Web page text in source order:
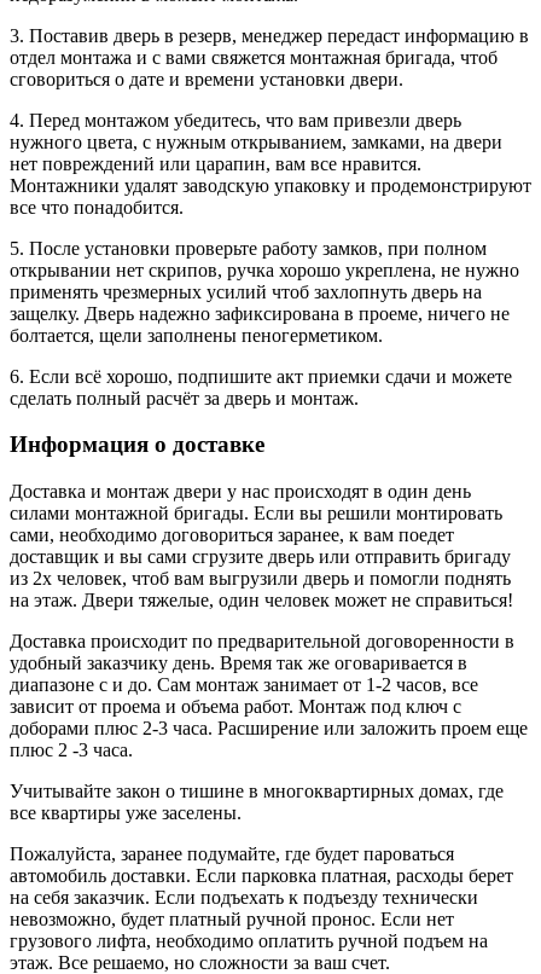
3. Поставив дверь в резерв, менеджер передаст информацию в
отдел монтажа и с вами свяжется монтажная бригада, чтоб
сговориться о дате и времени установки двери.
4. Перед монтажом убедитесь, что вам привезли дверь
нужного цвета, с нужным открыванием, замками, на двери
нет повреждений или царапин, вам все нравится.
Монтажники удалят заводскую упаковку и продемонстрируют
все что понадобится.
5. После установки проверьте работу замков, при полном
открывании нет скрипов, ручка хорошо укреплена, не нужно
применять чрезмерных усилий чтоб захлопнуть дверь на
защелку. Дверь надежно зафиксирована в проеме, ничего не
болтается, щели заполнены пеногерметиком.
6. Если всё хорошо, подпишите акт приемки сдачи и можете
сделать полный расчёт за дверь и монтаж.
Информация о доставке
Доставка и монтаж двери у нас происходят в один день
силами монтажной бригады. Если вы решили монтировать
сами, необходимо договориться заранее, к вам поедет
доставщик и вы сами сгрузите дверь или отправить бригаду
из 2х человек, чтоб вам выгрузили дверь и помогли поднять
на этаж. Двери тяжелые, один человек может не справиться!
Доставка происходит по предварительной договоренности в
удобный заказчику день. Время так же оговаривается в
диапазоне с и до. Сам монтаж занимает от 1-2 часов, все
зависит от проема и объема работ. Монтаж под ключ с
доборами плюс 2-3 часа. Расширение или заложить проем еще
плюс 2 -3 часа.
Учитывайте закон о тишине в многоквартирных домах, где
все квартиры уже заселены.
Пожалуйста, заранее подумайте, где будет пароваться
автомобиль доставки. Если парковка платная, расходы берет
на себя заказчик. Если подъехать к подъезду технически
невозможно, будет платный ручной пронос. Если нет
грузового лифта, необходимо оплатить ручной подъем на
этаж. Все решаемо, но сложности за ваш счет.